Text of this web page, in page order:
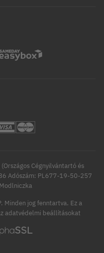
(Országos Cégnyilvántartó és
Adószám: PL677-19-50-257
Minden jog fenntartva. Ez a
adatvédelmi beállításokat